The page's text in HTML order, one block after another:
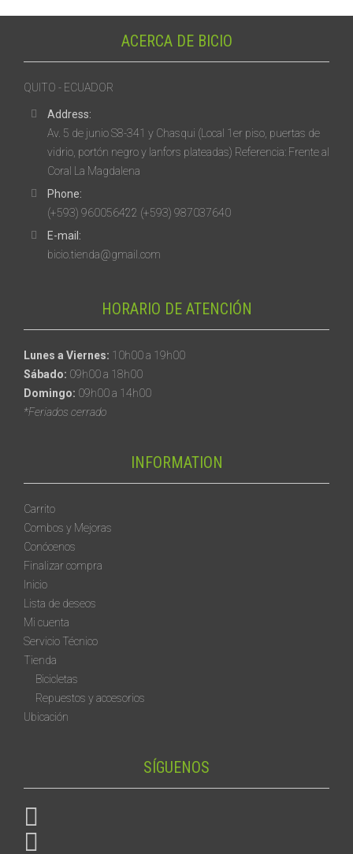
ACERCA DE BICIO
QUITO - ECUADOR
Address:
Av. 5 de junio S8-341 y Chasqui (Local 1er piso, puertas de
vidrio, portón negro y lanfors plateadas) Referencia: Frente al
Coral La Magdalena
Phone:
(+593) 960056422 (+593) 987037640
E-mail:
bicio.tienda@gmail.com
HORARIO DE ATENCIÓN
Lunes a Viernes: 10h00 a 19h00
Sábado: 09h00 a 18h00
Domingo: 09h00 a 14h00
*Feriados cerrado
INFORMATION
Carrito
Combos y Mejoras
Conócenos
Finalizar compra
Inicio
Lista de deseos
Mi cuenta
Servicio Técnico
Tienda
Bicicletas
Repuestos y accesorios
Ubicación
SÍGUENOS